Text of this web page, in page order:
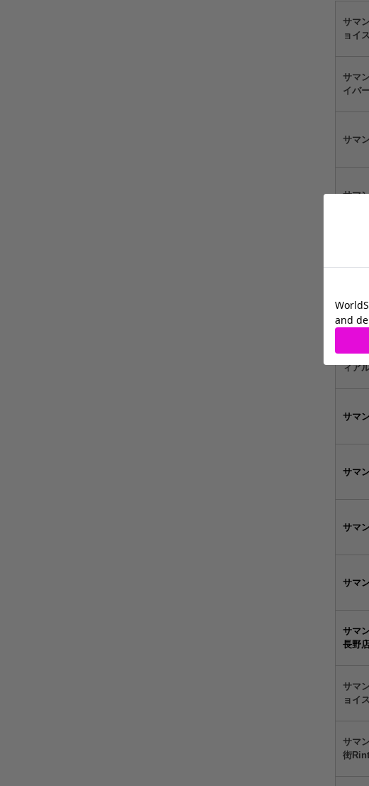
サマ
ョイ
サマ
イバ
サマ
サマ
サマ
サマ
サマ
ィア
サマ
サマ
サマ
サマ
サマ
長野
サマ
ョイ
サマ
街